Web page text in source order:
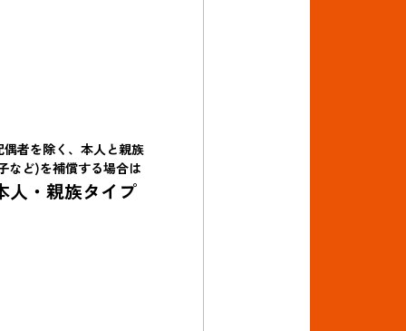
偶者を除く、本人と親族
など)を補償する場合は
人・親族タイプ